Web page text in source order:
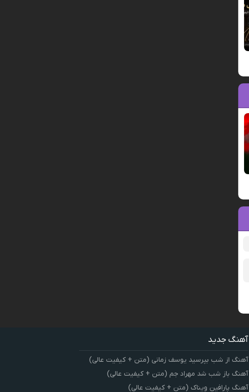
آهنگ جدید
آهنگ از شب بپرسید یوسف زمانی (متن + کیفیت عالی)
آهنگ باز شب شد مهراد جم (متن + کیفیت عالی)
آهنگ پارافین ویناک (متن + کیفیت عالی)